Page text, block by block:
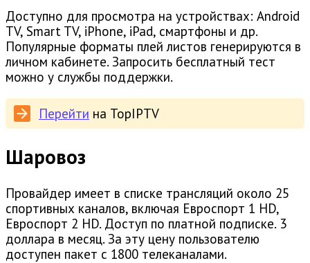
Доступно для просмотра на устройствах: Android
TV, Smart TV, iPhone, iPad, смартфоны и др.
Популярные форматы плей листов генерируются в
личном кабинете. Запросить бесплатный тест
можно у службы поддержки.
Перейти на TopIPTV
Шаровоз
Провайдер имеет в списке трансляций около 25
спортивных каналов, включая Евроспорт 1 HD,
Евроспорт 2 HD. Доступ по платной подписке. 3
доллара в месяц. За эту цену пользователю
доступен пакет с 1800 телеканалами.